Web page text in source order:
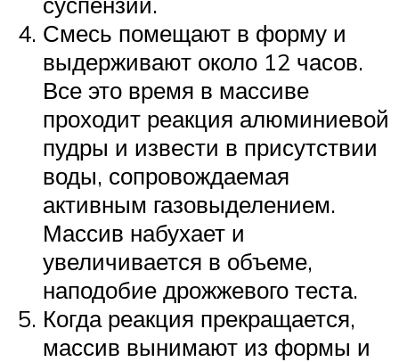
Смесь помещают в форму и
выдерживают около 12 часов.
Все это время в массиве
проходит реакция алюминиевой
пудры и извести в присутствии
воды, сопровождаемая
активным газовыделением.
Массив набухает и
увеличивается в объеме,
наподобие дрожжевого теста.
Когда реакция прекращается,
массив вынимают из формы и